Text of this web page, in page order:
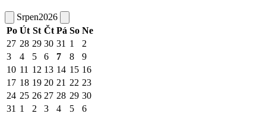
Srpen2026
Po Út St Čt Pá So Ne
27 28 29 30 31 1
2
3
4 5 6 7 8
9
10 11 12 13 14 15 16
17 18 19 20 21 22 23
24 25 26 27 28 29 30
31 1 2 3 4 5 6